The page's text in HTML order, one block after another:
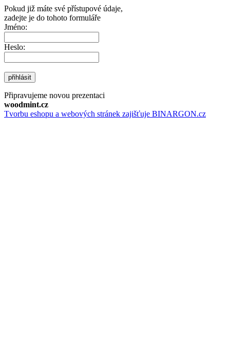
Pokud již máte své přístupové údaje,
zadejte je do tohoto formuláře
Jméno:
Heslo:
přihlásit
Připravujeme novou prezentaci
woodmint.cz
Tvorbu eshopu a webových stránek zajišťuje BINARGON.cz